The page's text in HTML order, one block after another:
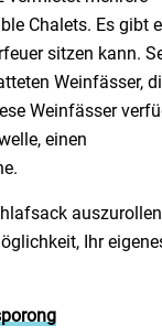
Chalets. Es gibt
sitzen kann.
Weinfässer,
Weinfässer
einen
Ihr